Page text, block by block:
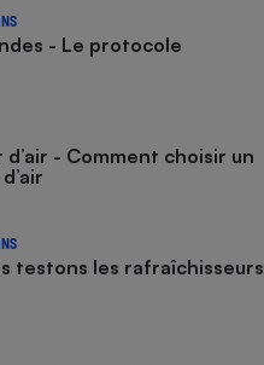
- Le protocole
- Comment choisir un
testons les rafraîchisseurs